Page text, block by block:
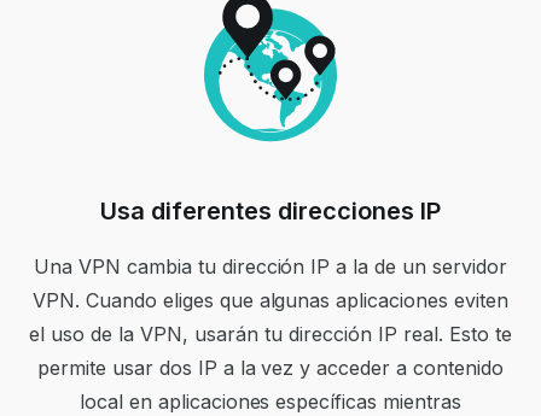
Usa diferentes direcciones IP
Una VPN cambia tu dirección IP a la de un servidor
VPN. Cuando eliges que algunas aplicaciones eviten
el uso de la VPN, usarán tu dirección IP real. Esto te
permite usar dos IP a la vez y acceder a contenido
local en aplicaciones específicas mientras